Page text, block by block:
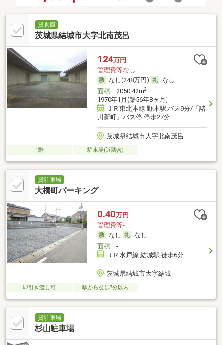
貸倉庫
茨城県結城市大字北南茂呂
124万円
管理費等なし
なし(248万円)
なし
面積2050.42m2
1970年1月(築56年8ヶ月)
ＪＲ東北本線 野木駅 バス9分/「諸
川新町」バス停 停歩27分
茨城県結城市大字北南茂呂
1階 駐車場(近隣含)
貸駐車場
大橋町パーキング
0.40万円
管理費等-
なし
なし
面積-
ＪＲ水戸線 結城駅 徒歩6分
茨城県結城市大字結城
即引き渡し可 駅から徒歩7分以内
貸駐車場
杉山駐車場